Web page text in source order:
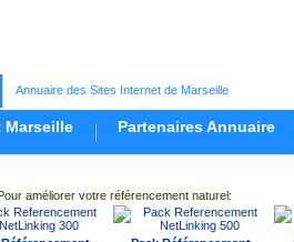
Annuaire des Sites Internet de Marseille
Marseille Partenaires Annuaire
améliorer votre référencement naturel: